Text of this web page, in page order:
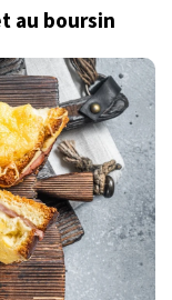
au boursin